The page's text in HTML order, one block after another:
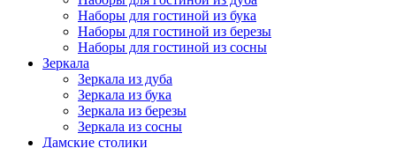
Наборы для гостиной из бука
Наборы для гостиной из березы
Наборы для гостиной из сосны
Зеркала
Зеркала из дуба
Зеркала из бука
Зеркала из березы
Зеркала из сосны
Дамские столики